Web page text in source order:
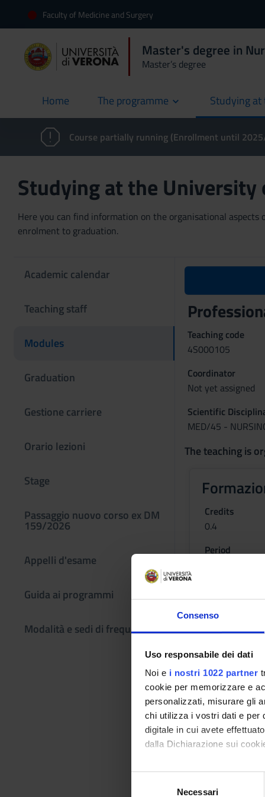
Consenso
Uso responsabile dei dati
Noi e i nostri 1022 partner
cookie per memorizzare e
personalizzati, misurare gli
chi utilizza i vostri dati e per
digitale in cui avete
dalla Dichiarazione sui
Con il tuo consenso,
raccogliere
Necessari
Faculty of Medicine and Surgery
Master's degree in
Master’s degree
Home
current The programme Studying
Course partially running (Enrollment until
Studying at the University
Here you can find information on the organisational
enrolment to graduation.
Academic calendar
Teaching staff
Modules
Graduation
Gestione carriere
Orario lezioni
Stage
Passaggio nuovo corso ex DM
159/2026
Appelli d'esame
Guida ai programmi
Modalità e sedi di frequenza
Teaching code
4S000105
Coordinator
Not yet assigned
Scientific
MED/45 -
The teaching is
Credits
0.4
Period
Laura Cunico
Lessons
Credits
0.2
1° e 2°
Academic staff